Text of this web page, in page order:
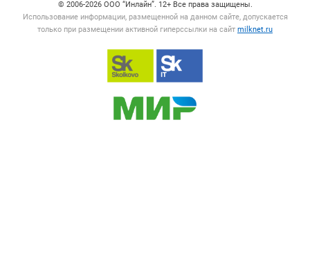
© 2006‑2026 ООО “Инлайн”. 12+ Все права защищены.
Использование информации, размещенной на данном сайте, допускается
только при размещении активной гиперссылки на сайт milknet.ru